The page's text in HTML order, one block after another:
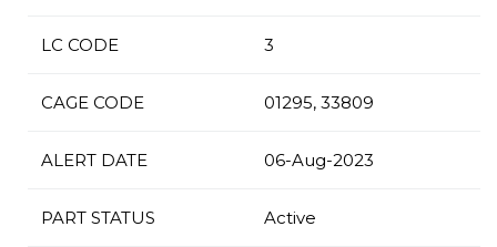
LC CODE 3
CAGE CODE 01295, 33809
ALERT DATE 06-Aug-2023
PART STATUS Active